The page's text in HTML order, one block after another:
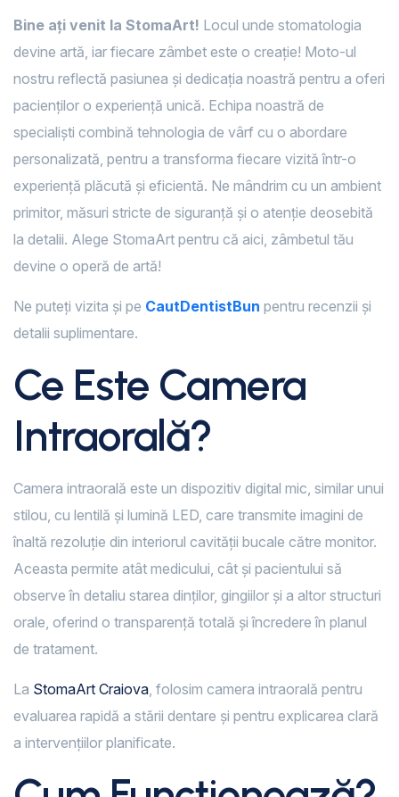
Bine ați venit la StomaArt! Locul unde stomatologia
devine artă, iar fiecare zâmbet este o creație! Moto-ul
nostru reflectă pasiunea și dedicația noastră pentru a oferi
pacienților o experiență unică. Echipa noastră de
specialiști combină tehnologia de vârf cu o abordare
personalizată, pentru a transforma fiecare vizită într-o
experiență plăcută și eficientă. Ne mândrim cu un ambient
primitor, măsuri stricte de siguranță și o atenție deosebită
la detalii. Alege StomaArt pentru că aici, zâmbetul tău
devine o operă de artă!
Ne puteți vizita și pe CautDentistBun pentru recenzii și
detalii suplimentare.
Ce Este Camera
Intraorală?
Camera intraorală este un dispozitiv digital mic, similar unui
stilou, cu lentilă și lumină LED, care transmite imagini de
înaltă rezoluție din interiorul cavității bucale către monitor.
Aceasta permite atât medicului, cât și pacientului să
observe în detaliu starea dinților, gingiilor și a altor structuri
orale, oferind o transparență totală și încredere în planul
de tratament.
La StomaArt Craiova, folosim camera intraorală pentru
evaluarea rapidă a stării dentare și pentru explicarea clară
a intervențiilor planificate.